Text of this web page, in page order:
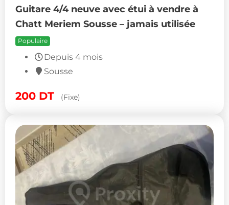
Guitare 4/4 neuve avec étui à vendre à
Chatt Meriem Sousse – jamais utilisée
Populaire
Depuis 4 mois
Sousse
200 DT (Fixe)